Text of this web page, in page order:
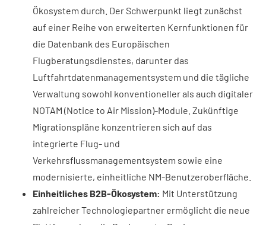
Ökosystem durch. Der Schwerpunkt liegt zunächst
auf einer Reihe von erweiterten Kernfunktionen für
die Datenbank des Europäischen
Flugberatungsdienstes, darunter das
Luftfahrtdatenmanagementsystem und die tägliche
Verwaltung sowohl konventioneller als auch digitaler
NOTAM (Notice to Air Mission)-Module. Zukünftige
Migrationspläne konzentrieren sich auf das
integrierte Flug- und
Verkehrsflussmanagementsystem sowie eine
modernisierte, einheitliche NM-Benutzeroberfläche.
Einheitliches B2B-Ökosystem: Mit Unterstützung
zahlreicher Technologiepartner ermöglicht die neue